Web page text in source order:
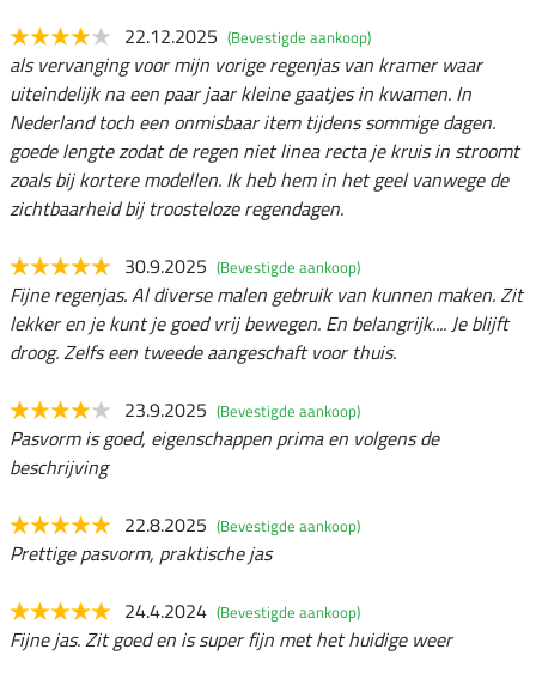
22.12.2025 (Bevestigde aankoop)
als vervanging voor mijn vorige regenjas van kramer waar
uiteindelijk na een paar jaar kleine gaatjes in kwamen. In
Nederland toch een onmisbaar item tijdens sommige dagen.
goede lengte zodat de regen niet linea recta je kruis in stroomt
zoals bij kortere modellen. Ik heb hem in het geel vanwege de
zichtbaarheid bij troosteloze regendagen.
30.9.2025 (Bevestigde aankoop)
Fijne regenjas. Al diverse malen gebruik van kunnen maken. Zit
lekker en je kunt je goed vrij bewegen. En belangrijk.... Je blijft
droog. Zelfs een tweede aangeschaft voor thuis.
23.9.2025 (Bevestigde aankoop)
Pasvorm is goed, eigenschappen prima en volgens de
beschrijving
22.8.2025 (Bevestigde aankoop)
Prettige pasvorm, praktische jas
24.4.2024 (Bevestigde aankoop)
Fijne jas. Zit goed en is super fijn met het huidige weer